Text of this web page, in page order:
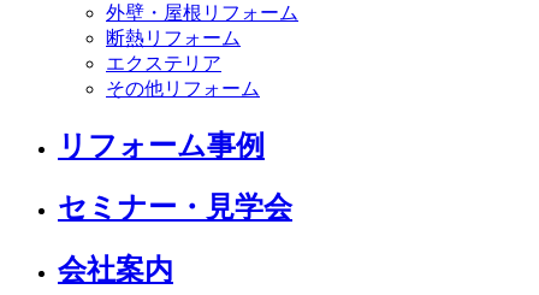
外壁・屋根リフォーム
断熱リフォーム
エクステリア
その他リフォーム
リフォーム事例
セミナー・見学会
会社案内